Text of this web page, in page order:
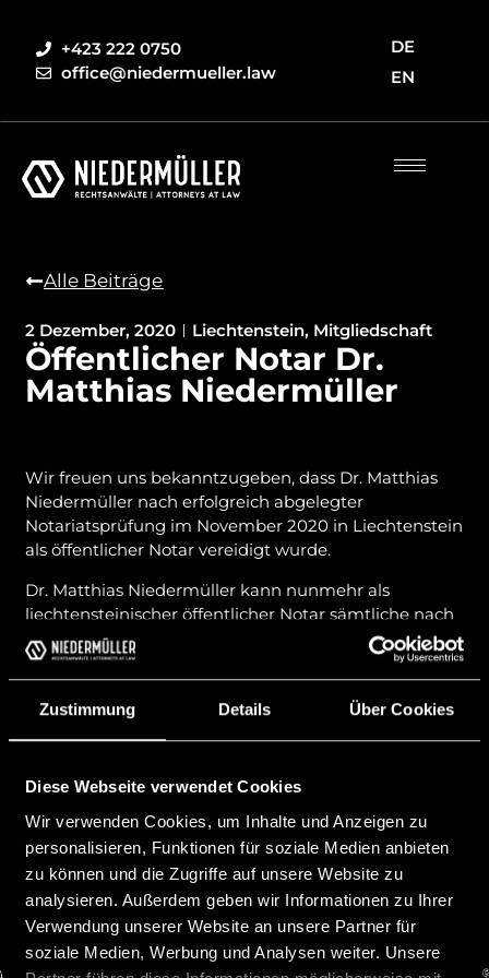
Zustimmung Details Über Cookies
Diese Webseite verwendet Cookies
Wir verwenden Cookies, um Inhalte und Anzeigen zu
personalisieren, Funktionen für soziale Medien anbieten
zu können und die Zugriffe auf unsere Website zu
analysieren. Außerdem geben wir Informationen zu Ihrer
Verwendung unserer Website an unsere Partner für
soziale Medien, Werbung und Analysen weiter. Unsere
+423 222 0750
office@niedermueller.law
DE
EN
Alle Beiträge
2 Dezember, 2020 Liechtenstein, Mitgliedschaft
Öffentlicher Notar Dr.
Matthias Niedermüller
Wir freuen uns bekanntzugeben, dass Dr. Matthias
Niedermüller nach erfolgreich abgelegter
Notariatsprüfung im November 2020 in Liechtenstein
als öffentlicher Notar vereidigt wurde.
Dr. Matthias Niedermüller kann nunmehr als
liechtensteinischer öffentlicher Notar sämtliche nach
Notariatsgesetz zulässigen Beurkundungen und
Beglaubigungen durchführen. Die Tätigkeit umfasst
nicht nur inländische Urkunden, sondern auch auf die
Erstellung öffentlicher Urkunden nach
12|2020
Vorheriger Beitrag Nächster Beitrag